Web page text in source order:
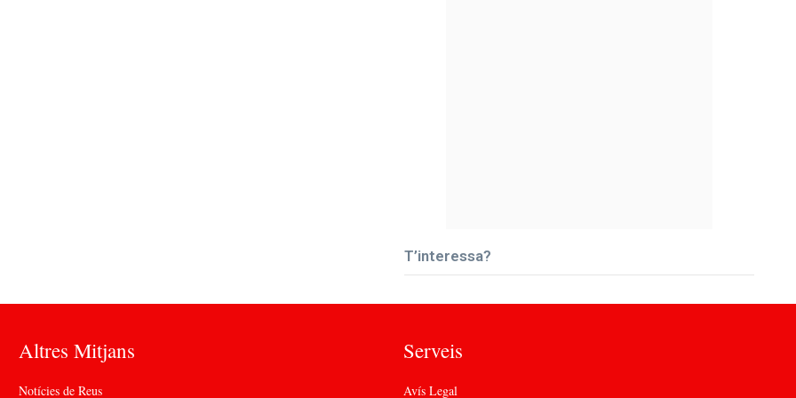
T’interessa?
Altres Mitjans
Notícies de Reus
Serveis
Avís Legal